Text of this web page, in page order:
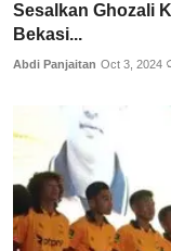
Sesalkan Ghozali
Bekasi...
Abdi Panjaitan Oct 3, 2024